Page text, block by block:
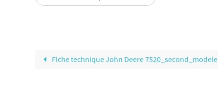
Fiche technique John Deere 7520_second_modele